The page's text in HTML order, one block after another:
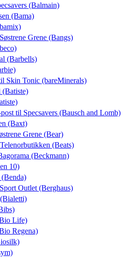
(Balmain)
(Bama)
Grene (Bangs)
(Barbells)
Skin Tonic (bareMinerals)
til Specsavers (Bausch and Lomb)
(Baxt)
Grene (Bear)
(Beats)
(Beckmann)
10)
Outlet (Berghaus)
Life)
Regena)